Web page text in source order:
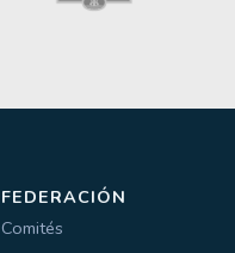
FEDERACIÓN
Comités